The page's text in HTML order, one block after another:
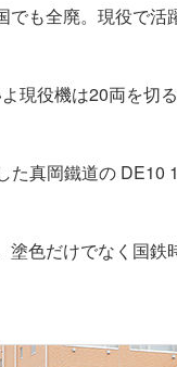
も全廃。現役で
現役機は20両を切る
真岡鐵道の DE10
色だけでなく国鉄